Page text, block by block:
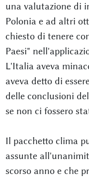
una valutazione di
Polonia e ad altri
chiesto di tenere
Paesi"
L'Italia aveva
aveva detto di
delle conclusioni
se non ci fossero
Il pacchetto clima
assunte
scorso anno e che